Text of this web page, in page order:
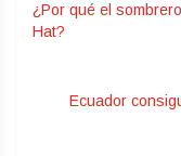
¿Por qué el
Hat?
Ecuador